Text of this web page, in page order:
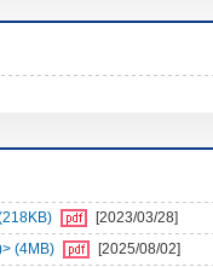
[2023/03/28]
(4MB)
[2025/08/02]